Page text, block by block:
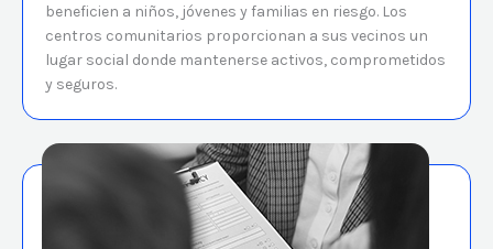
beneficien a niños, jóvenes y familias en riesgo. Los
centros comunitarios proporcionan a sus vecinos un
lugar social donde mantenerse activos, comprometidos
y seguros.